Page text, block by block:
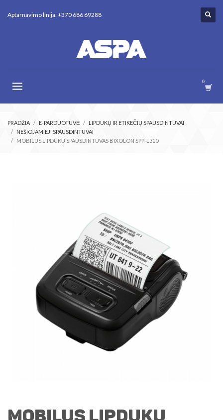
Aptarnavimo linija: +370 686 69288
PRADŽIA E-PARDUOTUVĖ
LIPDUKŲ IR ETIKEČIŲ SPAUSDINTUVAI
NEŠIOJAMIEJI SPAUSDINTUVAI
MOBILUS LIPDUKŲ SPAUSDINTUVAS BIXOLON SPP-L310